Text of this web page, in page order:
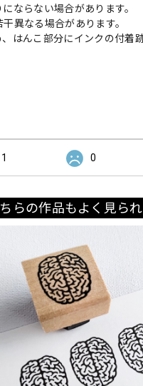
ならない場合があります。
異なる場合があります。
はんこ部分にインクの付
1 0
らの作品もよく見ら